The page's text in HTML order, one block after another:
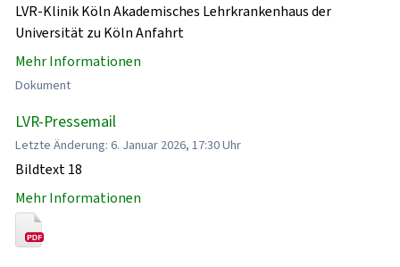
LVR-Klinik Köln Akademisches Lehrkrankenhaus der
Universität zu Köln Anfahrt
Mehr Informationen
Dokument
LVR-Pressemail
Letzte Änderung: 6. Januar 2026, 17:30 Uhr
Bildtext 18
Mehr Informationen